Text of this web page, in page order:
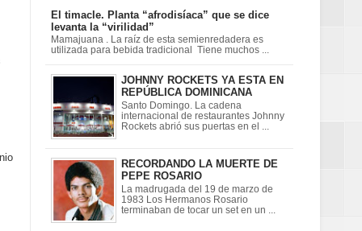
El timacle. Planta “afrodisíaca” que se dice
levanta la “virilidad”
Mamajuana . La raíz de esta semienredadera es
utilizada para bebida tradicional Tiene muchos ...
JOHNNY ROCKETS YA ESTA EN
REPÚBLICA DOMINICANA
Santo Domingo. La cadena
internacional de restaurantes Johnny
Rockets abrió sus puertas en el ...
RECORDANDO LA MUERTE DE
PEPE ROSARIO
La madrugada del 19 de marzo de
1983 Los Hermanos Rosario
terminaban de tocar un set en un ...